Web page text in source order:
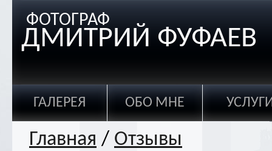
ФОТОГРАФ
ДМИТРИЙ ФУФАЕВ
ГАЛЕРЕЯ ОБО МНЕ
Главная / Отзывы